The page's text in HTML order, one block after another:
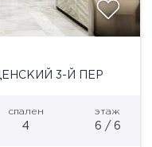
3-Й ПЕР
спален
4
этаж
6 / 6